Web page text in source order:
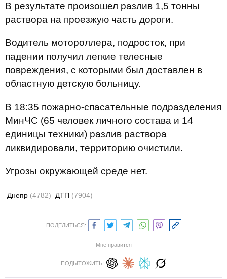
В результате произошел разлив 1,5 тонны
раствора на проезжую часть дороги.
Водитель мотороллера, подросток, при
падении получил легкие телесные
повреждения, с которыми был доставлен в
областную детскую больницу.
В 18:35 пожарно-спасательные подразделения
МинЧС (65 человек личного состава и 14
единицы техники) разлив раствора
ликвидировали, территорию очистили.
Угрозы окружающей среде нет.
Днепр (4782) ДТП (7904)
ПОДЕЛИТЬСЯ:
Мне нравится
ПОДЫТОЖИТЬ: